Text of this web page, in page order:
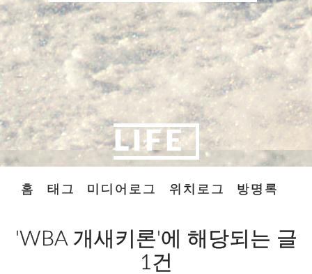
LIFE
홈 태그 미디어로그 위치로그 방명록
'WBA 개새키론'에 해당되는 글
1건